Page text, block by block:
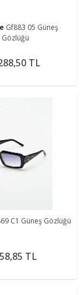
Gf883 05 Güneş
Gözlüğü
TL
C1 Güneş Gözlüğü
TL